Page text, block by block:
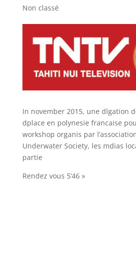
Non classé
In november 2015, une dlgation
dplace en polynesie francaise
workshop organis par
Underwater Society, les mdias
partie
Rendez vous 5’46 »